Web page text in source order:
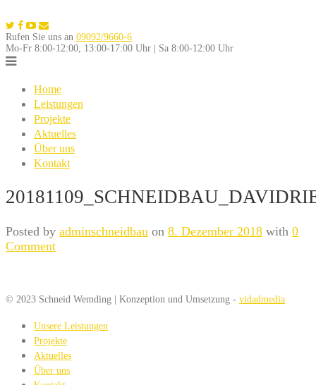
to
content
Rufen Sie uns an 09092/9660-6
Mo-Fr 8:00-12:00, 13:00-17:00 Uhr | Sa 8:00-12:00 Uhr
Home
Leistungen
Projekte
Aktuelles
Über uns
Kontakt
Posted by adminschneidbau on 8. Dezember 2018 with 0
Comment
© 2023 Schneid Wemding | Konzeption und Umsetzung - vidadmedia
Unsere Leistungen
Projekte
Aktuelles
Über uns